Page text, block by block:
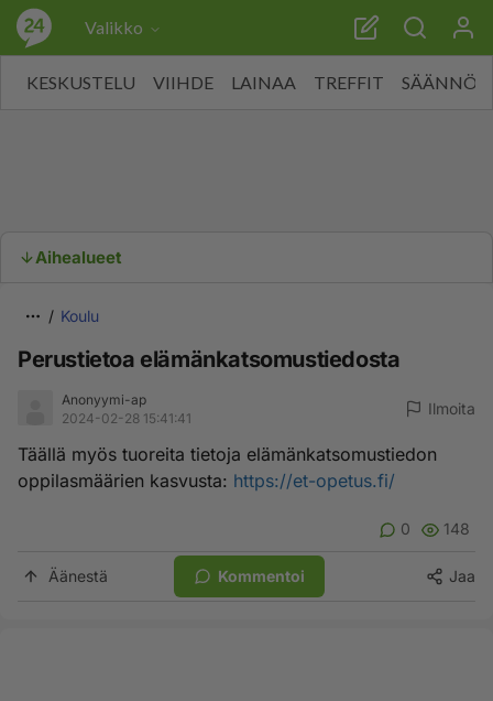
Valikko
KESKUSTELU VIIHDE LAINAA TREFFIT SÄÄNNÖT
Aihealueet
Koulu
Perustietoa elämänkatsomustiedosta
Anonyymi-ap
2024-02-28 15:41:41
Ilmoita
Täällä myös tuoreita tietoja elämänkatsomustiedon
oppilasmäärien kasvusta: https://et-opetus.fi/
0 148
Äänestä Kommentoi Jaa